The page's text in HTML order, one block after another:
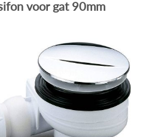
voor gat 90mm